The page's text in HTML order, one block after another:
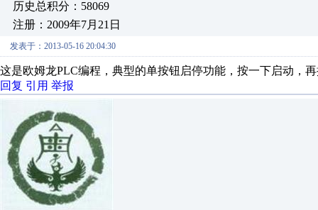
历史总积分：58069
注册：2009年7月21日
发表于：2013-05-16 20:04:30
这是欧姆龙PLC编程，典型的单按钮启停功能，按一下启动，再
回复 引用 举报